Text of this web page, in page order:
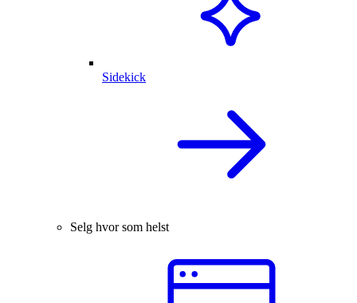
Sidekick
Selg hvor som helst